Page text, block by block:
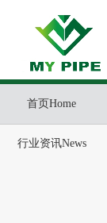
首页Home
行业资讯News